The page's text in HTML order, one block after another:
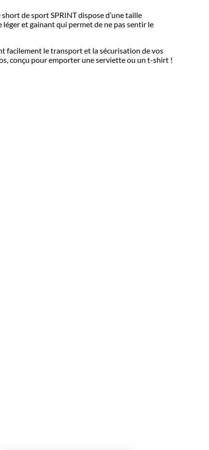
de sport SPRINT dispose d’une taille
et gainant qui permet de ne pas sentir le
facilement le transport et la sécurisation de vos
conçu pour emporter une serviette ou un t-shirt !